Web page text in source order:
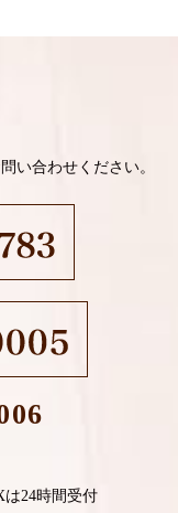
い合わせください。
24時間受付